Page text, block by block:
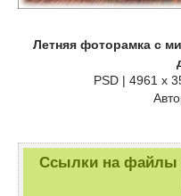
Летняя фоторамка с
PSD | 4961 х
Ссылки на файлы